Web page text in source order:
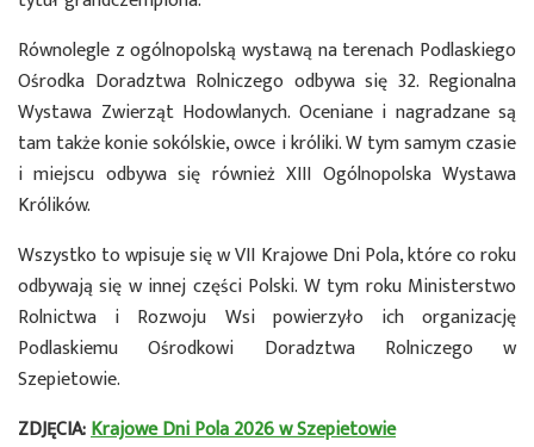
Równolegle z ogólnopolską wystawą na terenach Podlaskiego
Ośrodka Doradztwa Rolniczego odbywa się 32. Regionalna
Wystawa Zwierząt Hodowlanych. Oceniane i nagradzane są
tam także konie sokólskie, owce i króliki. W tym samym czasie
i miejscu odbywa się również XIII Ogólnopolska Wystawa
Królików.
Wszystko to wpisuje się w VII Krajowe Dni Pola, które co roku
odbywają się w innej części Polski. W tym roku Ministerstwo
Rolnictwa i Rozwoju Wsi powierzyło ich organizację
Podlaskiemu Ośrodkowi Doradztwa Rolniczego w
Szepietowie.
ZDJĘCIA:Krajowe Dni Pola 2026 w Szepietowie